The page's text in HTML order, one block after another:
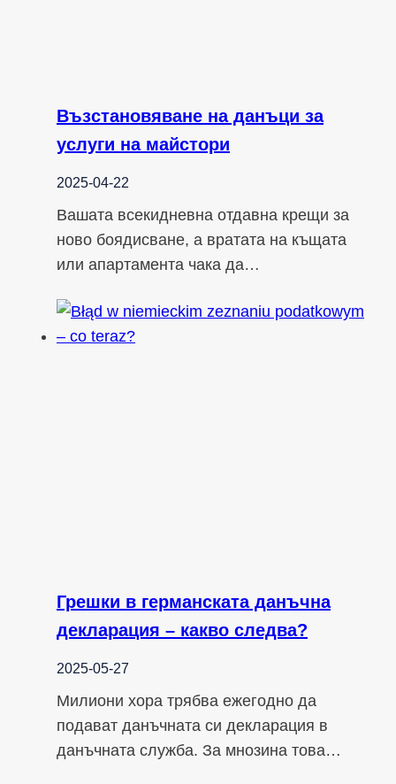
Възстановяване на данъци за
услуги на майстори
2025-04-22
Вашата всекидневна отдавна крещи за
ново боядисване, а вратата на къщата
или апартамента чака да…
Грешки в германската данъчна
декларация – какво следва?
2025-05-27
Милиони хора трябва ежегодно да
подават данъчната си декларация в
данъчната служба. За мнозина това…